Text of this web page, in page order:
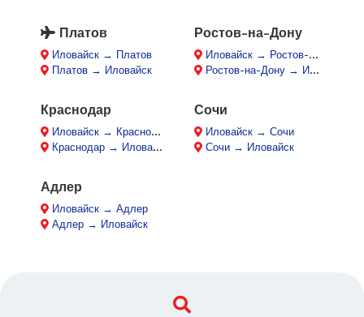
Платов
Иловайск → Платов
Платов → Иловайск
Ростов-на-Дону
Иловайск → Ростов-на-Дону
Ростов-на-Дону → Иловайск
Краснодар
Иловайск → Краснодар
Краснодар → Иловайск
Сочи
Иловайск → Сочи
Сочи → Иловайск
Адлер
Иловайск → Адлер
Адлер → Иловайск